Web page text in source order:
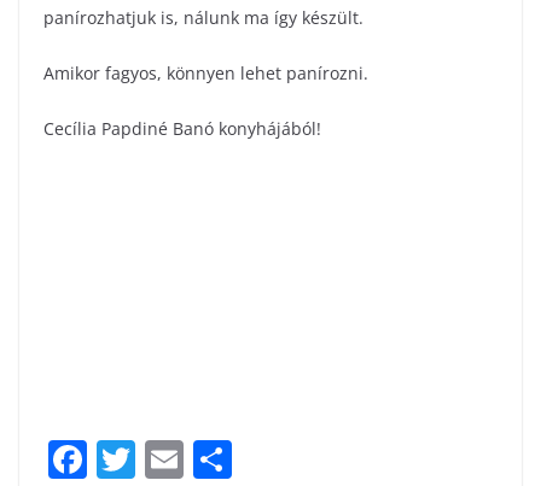
panírozhatjuk is, nálunk ma így készült.
Amikor fagyos, könnyen lehet panírozni.
Cecília Papdiné Banó konyhájából!
F T E